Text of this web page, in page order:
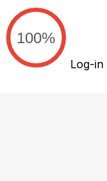
100%
Log-in